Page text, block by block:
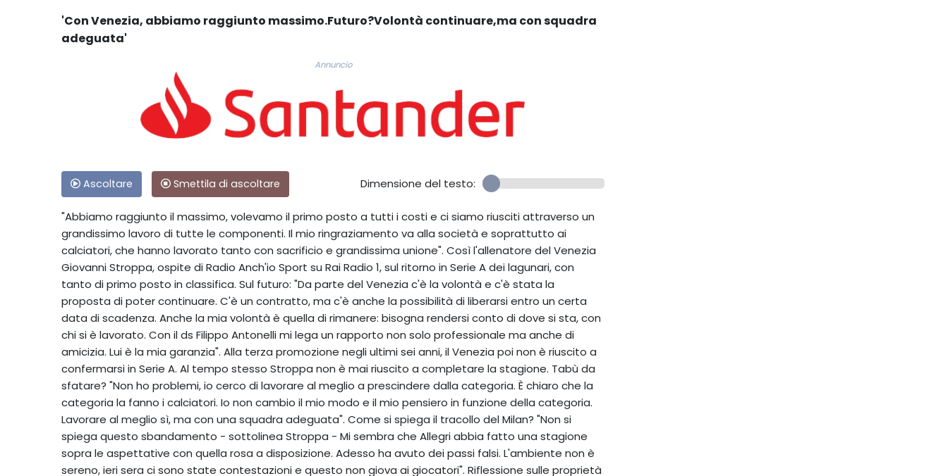
'Con Venezia, abbiamo raggiunto massimo.Futuro?Volontà continuare,ma con squadra
adeguata'
Annuncio
Ascoltare Smettila di ascoltare Dimensione del testo:
"Abbiamo raggiunto il massimo, volevamo il primo posto a tutti i costi e ci siamo riusciti attraverso un
grandissimo lavoro di tutte le componenti. Il mio ringraziamento va alla società e soprattutto ai
calciatori, che hanno lavorato tanto con sacrificio e grandissima unione". Così l'allenatore del Venezia
Giovanni Stroppa, ospite di Radio Anch'io Sport su Rai Radio 1, sul ritorno in Serie A dei lagunari, con
tanto di primo posto in classifica. Sul futuro: "Da parte del Venezia c'è la volontà e c'è stata la
proposta di poter continuare. C'è un contratto, ma c'è anche la possibilità di liberarsi entro un certa
data di scadenza. Anche la mia volontà è quella di rimanere: bisogna rendersi conto di dove si sta, con
chi si è lavorato. Con il ds Filippo Antonelli mi lega un rapporto non solo professionale ma anche di
amicizia. Lui è la mia garanzia". Alla terza promozione negli ultimi sei anni, il Venezia poi non è riuscito a
confermarsi in Serie A. Al tempo stesso Stroppa non è mai riuscito a completare la stagione. Tabù da
sfatare? "Non ho problemi, io cerco di lavorare al meglio a prescindere dalla categoria. È chiaro che la
categoria la fanno i calciatori. Io non cambio il mio modo e il mio pensiero in funzione della categoria.
Lavorare al meglio sì, ma con una squadra adeguata". Come si spiega il tracollo del Milan? "Non si
spiega questo sbandamento - sottolinea Stroppa - Mi sembra che Allegri abbia fatto una stagione
sopra le aspettative con quella rosa a disposizione. Adesso ha avuto dei passi falsi. L'ambiente non è
sereno, ieri sera ci sono state contestazioni e questo non giova ai giocatori". Riflessione sulle proprietà